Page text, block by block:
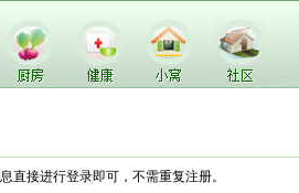
直接进行登录即可，不需重复注册。